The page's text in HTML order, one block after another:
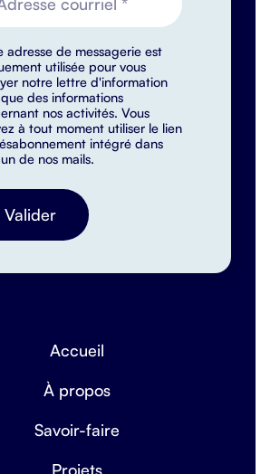
adresse de messagerie est
utilisée pour vous
notre lettre d'information
des informations
nos activités. Vous
à tout moment utiliser le lien
intégré dans
de nos mails.
Accueil
À propos
Savoir-faire
Projets